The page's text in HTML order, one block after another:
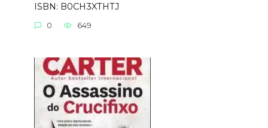
ISBN: B0CH3XTHTJ
0 649